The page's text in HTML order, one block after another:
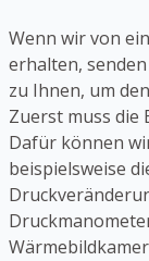
Wenn wir von
erhalten,
zu Ihnen, um
Zuerst muss die
Dafür können
beispielsweise